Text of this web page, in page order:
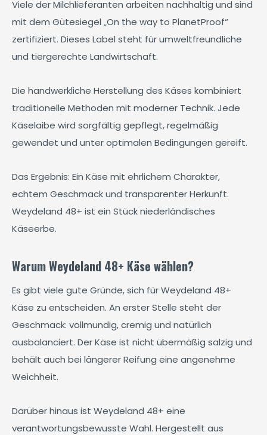
Viele der Milchlieferanten arbeiten nachhaltig und sind
mit dem Gütesiegel „On the way to PlanetProof“
zertifiziert. Dieses Label steht für umweltfreundliche
und tiergerechte Landwirtschaft.
Die handwerkliche Herstellung des Käses kombiniert
traditionelle Methoden mit moderner Technik. Jede
Käselaibe wird sorgfältig gepflegt, regelmäßig
gewendet und unter optimalen Bedingungen gereift.
Das Ergebnis: Ein Käse mit ehrlichem Charakter,
echtem Geschmack und transparenter Herkunft.
Weydeland 48+ ist ein Stück niederländisches
Käseerbe.
Warum Weydeland 48+ Käse wählen?
Es gibt viele gute Gründe, sich für Weydeland 48+
Käse zu entscheiden. An erster Stelle steht der
Geschmack: vollmundig, cremig und natürlich
ausbalanciert. Der Käse ist nicht übermäßig salzig und
behält auch bei längerer Reifung eine angenehme
Weichheit.
Darüber hinaus ist Weydeland 48+ eine
verantwortungsbewusste Wahl. Hergestellt aus